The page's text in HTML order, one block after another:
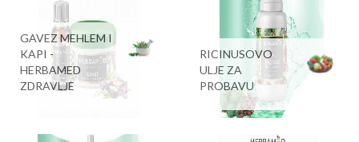
GAVEZ MEHLEM I
KAPI -
HERBAMED
ZDRAVLJE
RICINUSOVO
ULJE ZA
PROBAVU